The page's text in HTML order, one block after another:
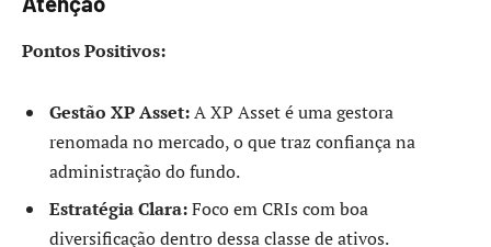
Pontos Positivos:
Gestão XP Asset:A XP Asset é uma gestora
renomada no mercado, o que traz confiança na
administração do fundo.
Estratégia Clara:Foco em CRIs com boa
diversificação dentro dessa classe de ativos.